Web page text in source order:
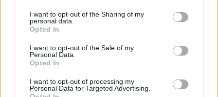
not limited to your visit or usage behaviour. You may click to
grant or deny consent to Google and its third-party tags to
use your data for below specified purposes in below Google
consent section.
I want to opt-out of the Sharing of my
personal data.
Opted In
I want to opt-out of the Sale of my
Personal Data.
Opted In
I want to opt-out of processing my
Personal Data for Targeted Advertising.